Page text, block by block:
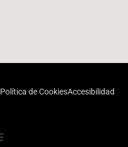
Política de CookiesAccesibilidad